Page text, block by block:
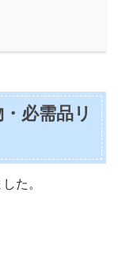
必需品リ
た。